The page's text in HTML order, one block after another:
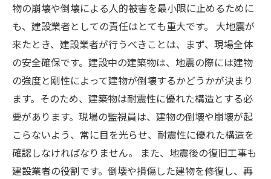
物の崩壊や倒壊による人的被害を最小限に止めるために
も、建設業者としての責任はとても重大です。 大地震が
来たとき、建設業者が行うべきことは、まず、現場全体
の安全確保です。建設中の建築物は、地震の際には建物
の強度と剛性によって建物が倒壊するかどうかが決まり
ます。そのため、建築物は耐震性に優れた構造とする必
要があります。現場の監視員は、建物の倒壊や崩壊が起
こらないよう、常に目を光らせ、耐震性に優れた構造を
確認しなければなりません。 また、地震後の復旧工事も
建設業者の役割です。倒壊や損傷した建物を修復し、再